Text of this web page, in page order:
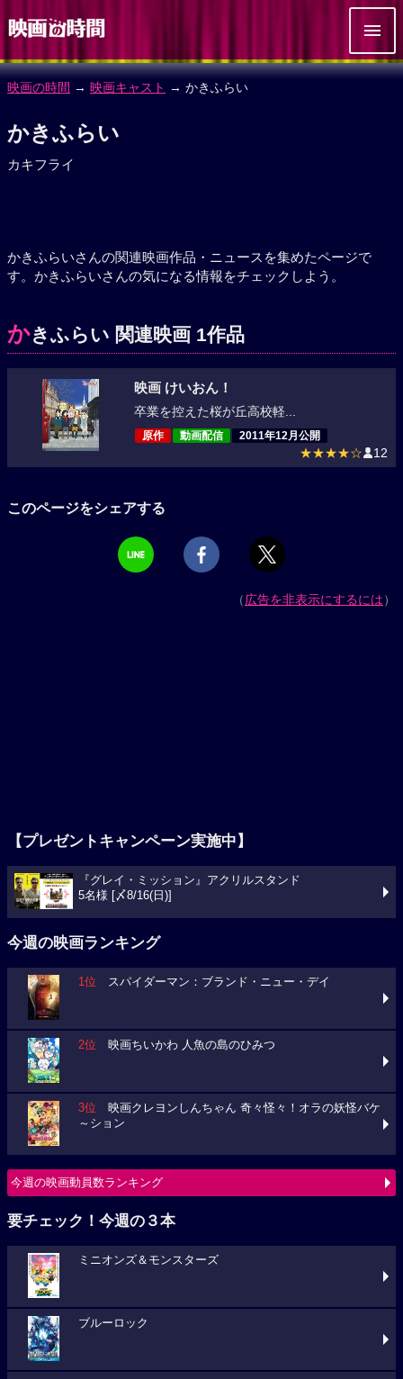
映画の時間 → 映画キャスト → かきふらい
かきふらい
カキフライ
かきふらいさんの関連映画作品・ニュースを集めたページで
す。かきふらいさんの気になる情報をチェックしよう。
かきふらい 関連映画 1作品
映画 けいおん！
卒業を控えた桜が丘高校軽...
原作 動画配信 2011年12月公開
★★★★☆ 12
このページをシェアする
（広告を非表示にするには）
【プレゼントキャンペーン実施中】
『グレイ・ミッション』アクリルスタンド
5名様 [〆8/16(日)]
今週の映画ランキング
1位 スパイダーマン：ブランド・ニュー・デイ
2位 映画ちいかわ 人魚の島のひみつ
3位 映画クレヨンしんちゃん 奇々怪々！オラの妖怪バケ
～ション
今週の映画動員数ランキング
要チェック！今週の３本
ミニオンズ＆モンスターズ
ブルーロック